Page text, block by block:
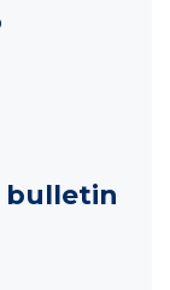
bulletin